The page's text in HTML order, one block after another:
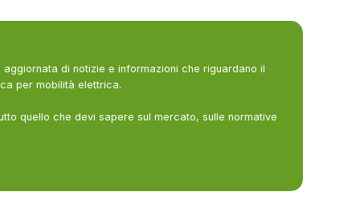
di notizie e informazioni che riguardano il
per mobilità elettrica.
quello che devi sapere sul mercato, sulle normative